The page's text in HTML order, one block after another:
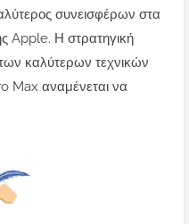
συνεισφέρων στα
Apple. Η στρατηγική
καλύτερων τεχνικών
Max αναμένεται να